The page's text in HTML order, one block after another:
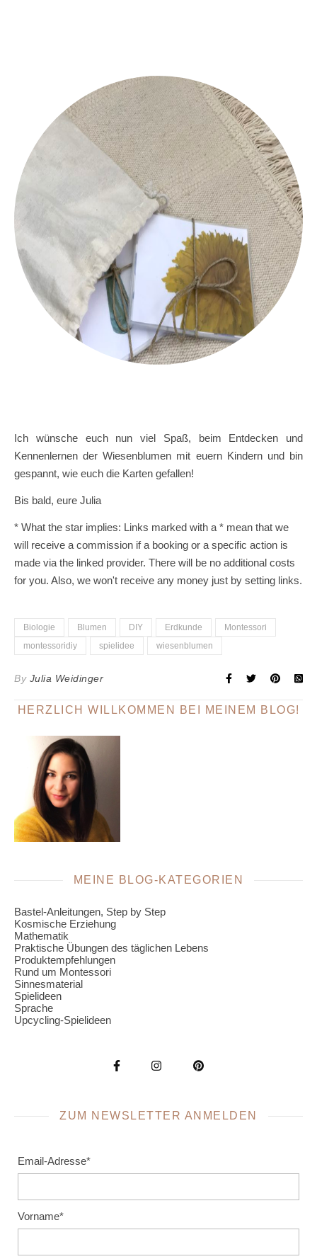
Ich wünsche euch nun viel Spaß, beim Entdecken und
Kennenlernen der Wiesenblumen mit euern Kindern und bin
gespannt, wie euch die Karten gefallen!
Bis bald, eure Julia
* What the star implies: Links marked with a * mean that we
will receive a commission if a booking or a specific action is
made via the linked provider. There will be no additional costs
for you. Also, we won't receive any money just by setting links.
Biologie Blumen DIY Erdkunde
Montessori
montessoridiy
spielidee wiesenblumen
By Julia Weidinger
HERZLICH WILLKOMMEN BEI MEINEM BLOG!
MEINE BLOG-KATEGORIEN
Bastel-Anleitungen, Step by Step
Kosmische Erziehung
Mathematik
Praktische Übungen des täglichen Lebens
Produktempfehlungen
Rund um Montessori
Sinnesmaterial
Spielideen
Sprache
Upcycling-Spielideen
ZUM NEWSLETTER ANMELDEN
Email-Adresse*
Vorname*